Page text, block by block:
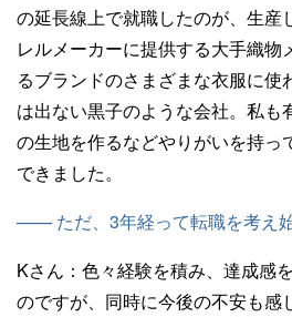
の延長線上で就職したのが、生産
レルメーカーに提供する大手織物
るブランドのさまざまな衣服に使
は出ない黒子のような会社。私も
の生地を作るなどやりがいを持っ
できました。
—— ただ、3年経って転職を考え始
Kさん： 色々経験を積み、達成感
のですが、同時に今後の不安も感